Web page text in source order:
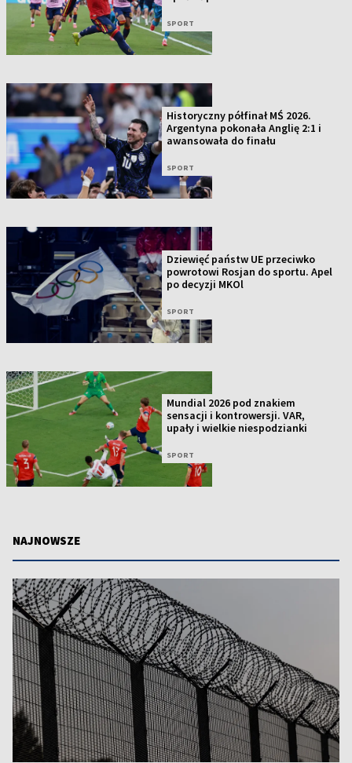
SPORT
Historyczny półfinał MŚ 2026.
Argentyna pokonała Anglię 2:1 i
awansowała do finału
SPORT
Dziewięć państw UE przeciwko
powrotowi Rosjan do sportu. Apel
po decyzji MKOl
SPORT
Mundial 2026 pod znakiem
sensacji i kontrowersji. VAR,
upały i wielkie niespodzianki
SPORT
NAJNOWSZE